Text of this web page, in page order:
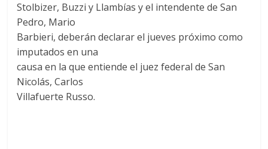
Stolbizer, Buzzi y Llambías y el intendente de San
Pedro, Mario
Barbieri, deberán declarar el jueves próximo como
imputados en una
causa en la que entiende el juez federal de San
Nicolás, Carlos
Villafuerte Russo.